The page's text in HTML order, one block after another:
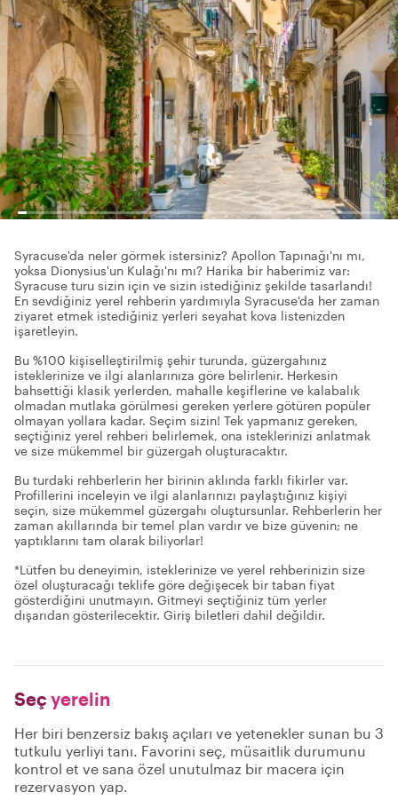
Syracuse'da neler görmek istersiniz? Apollon Tapınağı'nı mı,
yoksa Dionysius'un Kulağı'nı mı? Harika bir haberimiz var:
Syracuse turu sizin için ve sizin istediğiniz şekilde tasarlandı!
En sevdiğiniz yerel rehberin yardımıyla Syracuse'da her zaman
ziyaret etmek istediğiniz yerleri seyahat kova listenizden
işaretleyin.
Bu %100 kişiselleştirilmiş şehir turunda, güzergahınız
isteklerinize ve ilgi alanlarınıza göre belirlenir. Herkesin
bahsettiği klasik yerlerden, mahalle keşiflerine ve kalabalık
olmadan mutlaka görülmesi gereken yerlere götüren popüler
olmayan yollara kadar. Seçim sizin! Tek yapmanız gereken,
seçtiğiniz yerel rehberi belirlemek, ona isteklerinizi anlatmak
ve size mükemmel bir güzergah oluşturacaktır.
Bu turdaki rehberlerin her birinin aklında farklı fikirler var.
Profillerini inceleyin ve ilgi alanlarınızı paylaştığınız kişiyi
seçin, size mükemmel güzergahı oluştursunlar. Rehberlerin her
zaman akıllarında bir temel plan vardır ve bize güvenin; ne
yaptıklarını tam olarak biliyorlar!
*Lütfen bu deneyimin, isteklerinize ve yerel rehberinizin size
özel oluşturacağı teklife göre değişecek bir taban fiyat
gösterdiğini unutmayın. Gitmeyi seçtiğiniz tüm yerler
dışarıdan gösterilecektir. Giriş biletleri dahil değildir.
Seç yerelin
Her biri benzersiz bakış açıları ve yetenekler sunan bu 3
tutkulu yerliyi tanı. Favorini seç, müsaitlik durumunu
kontrol et ve sana özel unutulmaz bir macera için
rezervasyon yap.